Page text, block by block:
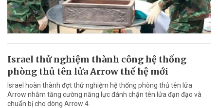
Israel thử nghiệm thành công hệ thống
phòng thủ tên lửa Arrow thế hệ mới
Israel hoàn thành đợt thử nghiệm hệ thống phòng thủ tên lửa
Arrow nhằm tăng cường năng lực đánh chặn tên lửa đạn đạo và
chuẩn bị cho dòng Arrow 4.